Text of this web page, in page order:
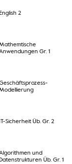
2
Gr. 1
Sicherheit Üb. Gr. 2
und
Üb. Gr. 1